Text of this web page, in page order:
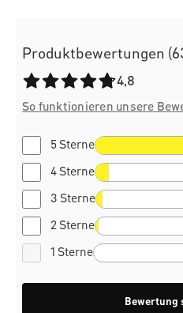
Produktbewertungen
Durchschnittliche Bewertung
4,8
So funktionieren unsere
5 Sterne
4 Sterne
3 Sterne
2 Sterne
1 Sterne
Bewertung